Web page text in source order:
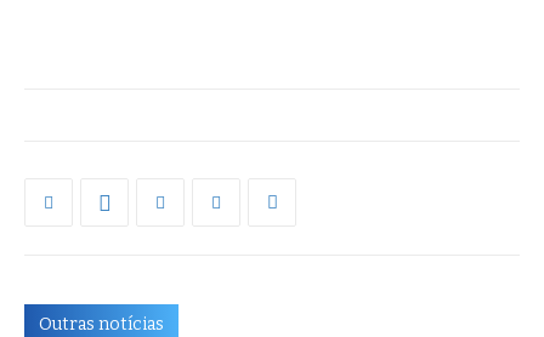
Outras notícias